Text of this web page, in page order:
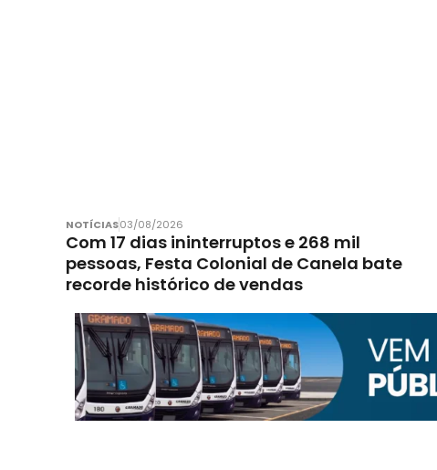
NOTÍCIAS03/08/2026
Com 17 dias ininterruptos e 268 mil
pessoas, Festa Colonial de Canela bate
recorde histórico de vendas